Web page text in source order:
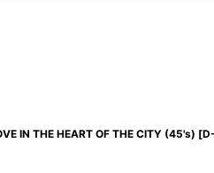
IN THE HEART OF THE CITY (45's) [D-